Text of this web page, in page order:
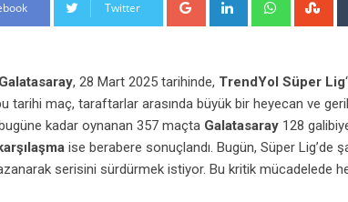
Twitter
Galatasaray, 28 Mart 2025 tarihinde, TrendYol Süper Lig
tarihi maç, taraftarlar arasında büyük bir heyecan ve
kadar oynanan 357 maçta Galatasaray 128
ise berabere sonuçlandı. Bugün, Süper Lig’de
serisini sürdürmek istiyor. Bu kritik mücadelede